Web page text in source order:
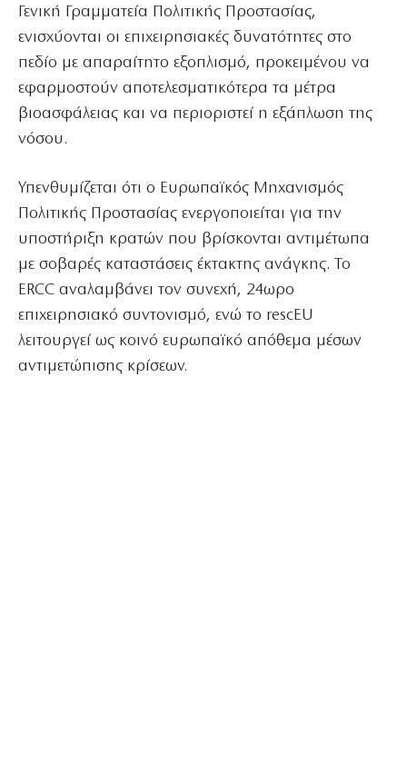
Γενική Γραμματεία Πολιτικής Προστασίας,
ενισχύονται οι επιχειρησιακές δυνατότητες στο
πεδίο με απαραίτητο εξοπλισμό, προκειμένου να
εφαρμοστούν αποτελεσματικότερα τα μέτρα
βιοασφάλειας και να περιοριστεί η εξάπλωση της
νόσου.
Υπενθυμίζεται ότι ο Ευρωπαϊκός Μηχανισμός
Πολιτικής Προστασίας ενεργοποιείται για την
υποστήριξη κρατών που βρίσκονται αντιμέτωπα
με σοβαρές καταστάσεις έκτακτης ανάγκης. Το
ERCC αναλαμβάνει τον συνεχή, 24ωρο
επιχειρησιακό συντονισμό, ενώ το rescEU
λειτουργεί ως κοινό ευρωπαϊκό απόθεμα μέσων
αντιμετώπισης κρίσεων.